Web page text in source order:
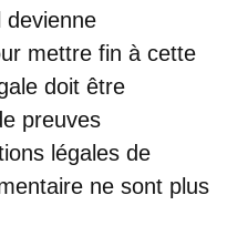
devienne
mettre fin à cette
doit être
preuves
légales de
ne sont plus